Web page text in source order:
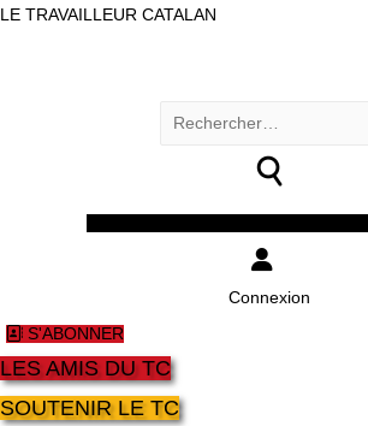
LE TRAVAILLEUR CATALAN
Rechercher :
Connexion
S'ABONNER
LES AMIS DU TC
SOUTENIR LE TC